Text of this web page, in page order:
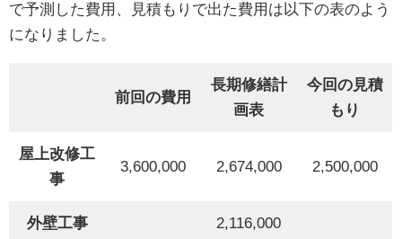
で予測した費用、見積もりで出た費用は以下の表のよう
になりました。
前回の費用
長期修繕計
画表
今回の見積
もり
屋上改修工
事
3,600,000 2,674,000 2,500,000
外壁工事 2,116,000